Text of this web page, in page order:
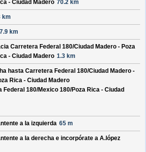
- Ciudad Madero 70.2 km
km
km
Carretera Federal 180/Ciudad Madero - Poza
- Ciudad Madero 1.3 km
hasta Carretera Federal 180/Ciudad Madero -
Rica - Ciudad Madero
Federal 180/Mexico 180/Poza Rica - Ciudad
a la izquierda 65 m
a la derecha e incorpórate a A.lópez